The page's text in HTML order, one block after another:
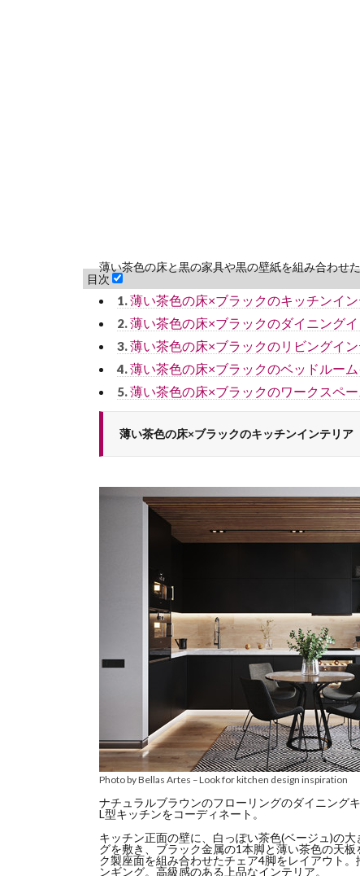
薄い茶色の床と黒の家具や黒の壁紙を組み合わせ
目次
1. 薄い茶色の床×ブラックのキッチンイ
2. 薄い茶色の床×ブラックのダイニング
3. 薄い茶色の床×ブラックのリビングイ
4. 薄い茶色の床×ブラックのベッドルー
5. 薄い茶色の床×ブラックのワークスペ
薄い茶色の床×ブラックのキッチンインテリア
Photo by Bellas Artes –Look for kitchen design inspiration
ナチュラルブラウンのフローリングのダイニング
L型キッチンをコーディネート。
キッチン正面の壁に、白っぽい茶色(ベージュ)の
グを敷き、ブラック金属の1本脚と薄い茶色の天
ク製座面を組み合わせたチェア4脚をレイアウト
ンギング。高級感のある上品なインテリア。